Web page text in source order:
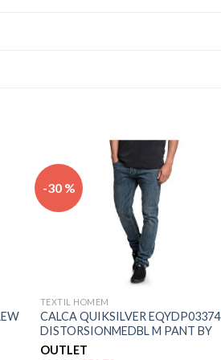
-30 %
TEXTIL HOMEM
CALCA QUIKSILVER EQYDP03374
DISTORSIONMEDBL M PANT BY
OUTLET